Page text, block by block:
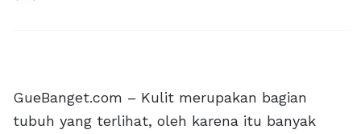
GueBanget.com – Kulit merupakan bagian
tubuh yang terlihat, oleh karena itu banyak